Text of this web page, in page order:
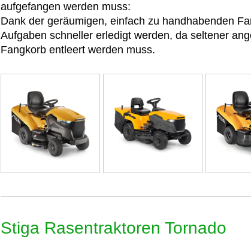
aufgefangen werden muss:
Dank der geräumigen, einfach zu handhabenden
Aufgaben schneller erledigt werden, da seltener
Fangkorb entleert werden muss.
Stiga Rasentraktoren Tornado